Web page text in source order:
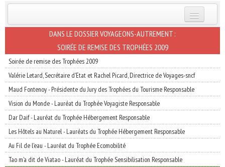
INSCRIVEZ-VOUS | ABONNEZ-VOUS
DANS LE DOSSIER VOYAGEONS-AUTREMENT :
SOIRÉE DE REMISE DES TROPHÉES 2009
Soirée de remise des Trophées 2009
Valérie Letard, Secrétaire d'Etat et Rachel Picard, Directrice de Voyages-sncf
Maud Fontenoy - Présidente du Jury des Trophées du Tourisme Responsable
Vision du Monde - Lauréat du Trophée Voyagiste Responsable
Dar Daif - Lauréat du Trophée Hébergement Responsable
Les Hôtels au Naturel - Lauréats du Trophée Hébergement Responsable
Au Fil de l'eau - Lauréat du Trophée Ecomobilité
Tao m'a dit de Viatao - Lauréat du Trophée Sensibilisation Responsable